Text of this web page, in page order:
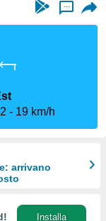
...
19 km/h
arrivano
Installa